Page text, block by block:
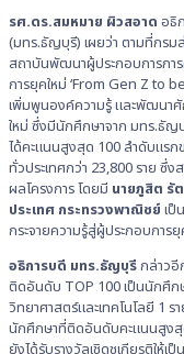
รศ.ดร.สมหมาย ผิวสอาด อธิ
(มทร.ธัญบุรี) เผยว่า ตามที่กรม
สถาบันพัฒนาผู้ประกอบการการ
การยุคใหม่ ‘From Gen Z to
เพิ่มพูนองค์ความรู้ และพัฒนาศั
ใหม่ ซึ่งมีนักศึกษาจาก มทร.ธัญ
ได้คะแนนสูงสุด 100 ลำดับแรก
ทั่วประเทศกว่า 23,800 ราย ซึ่
ผลโครงการ โดยมี นายภูสิต รั
ประเทศ กระทรวงพาณิชย์ เป็
กระจายความรู้สู่ผู้ประกอบกา
อธิการบดี มทร.ธัญบุรีกล่าวอี
ติดอันดับ TOP 100 เป็นนักศึก
วิทยาศาสตร์และเทคโนโลยี 1
นักศึกษาที่ติดอันดับคะแนนสูง
ยังได้รับรางวัลเชิดชูเกียรติให้